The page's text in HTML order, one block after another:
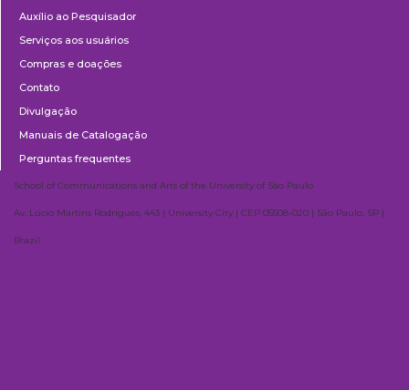
Auxílio ao Pesquisador
Serviços aos usuários
Compras e doações
Contato
Divulgação
Manuais de Catalogação
Perguntas frequentes
School of Communications and Arts of the University of São Paulo
Av. Lúcio Martins Rodrigues, 443 | University City | CEP 05508-020 | São Paulo, SP |
Brazil